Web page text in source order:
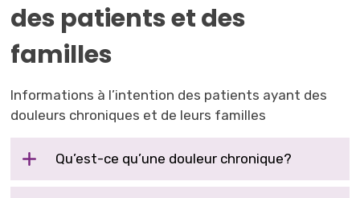
des patients et des
familles
Informations à l’intention des patients ayant des
douleurs chroniques et de leurs familles
Qu’est-ce qu’une douleur chronique?